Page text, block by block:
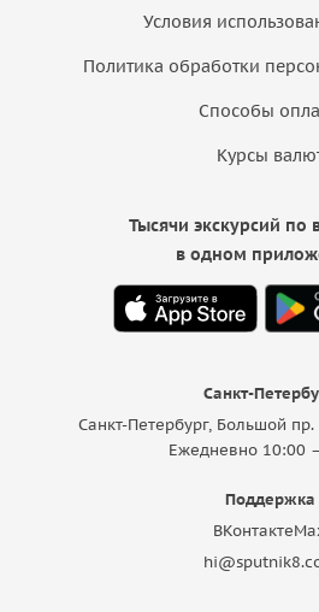
Условия
Политика обработки
Способы
Курсы
Санкт-
Санкт-Петербург, Большой
Ежедневно 10:00
Поддержка
ВКонтакте
Тысячи экскурсий по
в одном